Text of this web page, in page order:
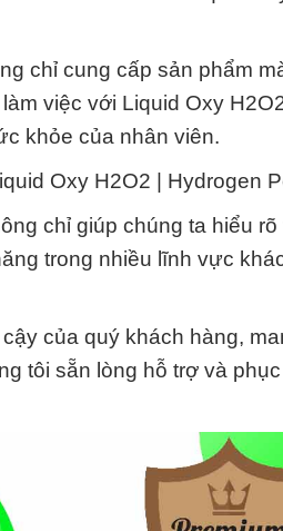
chỉ cung cấp sản phẩm
việc với Liquid Oxy
khỏe của nhân viên.
Oxy H2O2 | Hydrogen
chỉ giúp chúng ta hiểu
trong nhiều lĩnh vực
của quý khách hàng,
tôi sẵn lòng hỗ trợ và